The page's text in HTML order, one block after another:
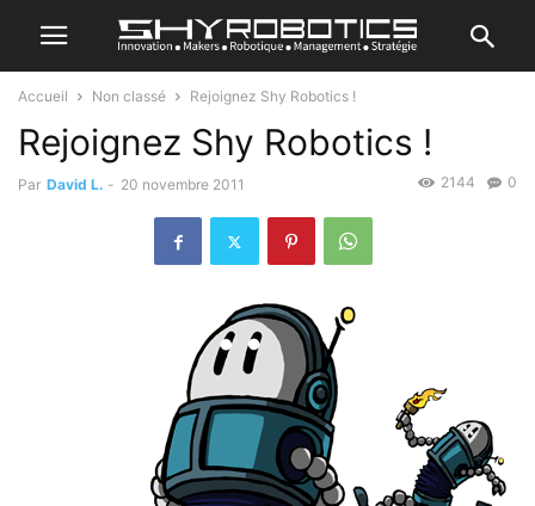
Accueil Non classé Rejoignez Shy Robotics !
Rejoignez Shy Robotics !
Par David L. - 20 novembre 2011 0
2144